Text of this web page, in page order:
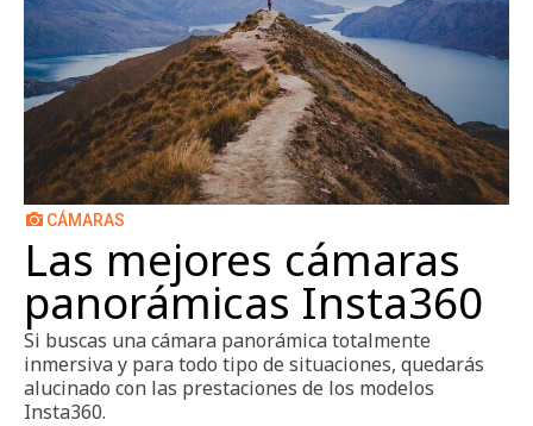
CÁMARAS
Las mejores cámaras
panorámicas Insta360
Si buscas una cámara panorámica totalmente
inmersiva y para todo tipo de situaciones, quedarás
alucinado con las prestaciones de los modelos
Insta360.